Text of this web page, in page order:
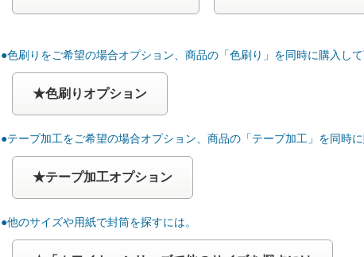
●色刷りをご希望の場合オプション、商品の「色刷り」を同時に購入して
★色刷りオプション
●テープ加工をご希望の場合オプション、商品の「テープ加工」を同時に
★テープ加工オプション
●他のサイズや用紙で封筒を探すには。